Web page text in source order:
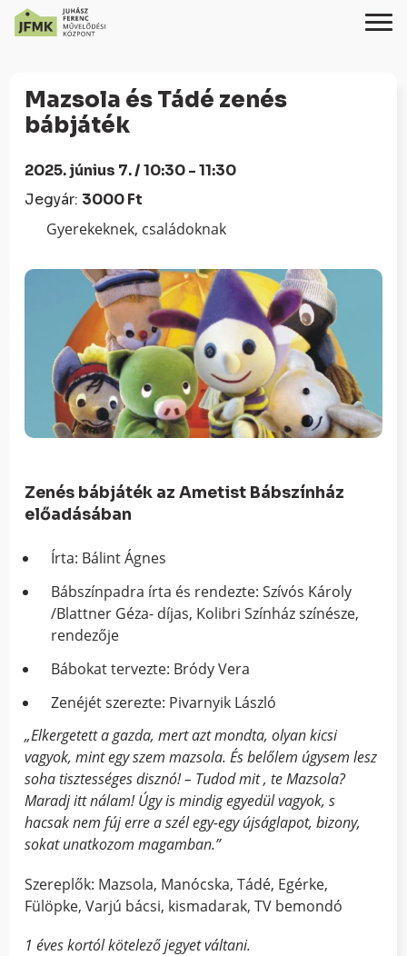
Content
navigációhoz
Mazsola és Tádé zenés
bábjáték
2025. június 7. / 10:30 - 11:30
Jegyár: 3000 Ft
Gyerekeknek, családoknak
Zenés bábjáték az Ametist Bábszínház
előadásában
Írta: Bálint Ágnes
Bábszínpadra írta és rendezte: Szívós Károly
/Blattner Géza- díjas, Kolibri Színház színésze,
rendezője
Bábokat tervezte: Bródy Vera
Zenéjét szerezte: Pivarnyik László
„Elkergetett a gazda, mert azt mondta, olyan kicsi
vagyok, mint egy szem mazsola. És belőlem úgysem lesz
soha tisztességes disznó! – Tudod mit , te Mazsola?
Maradj itt nálam! Úgy is mindig egyedül vagyok, s
hacsak nem fúj erre a szél egy-egy újságlapot, bizony,
sokat unatkozom magamban.”
Szereplők: Mazsola, Manócska, Tádé, Egérke,
Fülöpke, Varjú bácsi, kismadarak, TV bemondó
1 éves kortól kötelező jegyet váltani.